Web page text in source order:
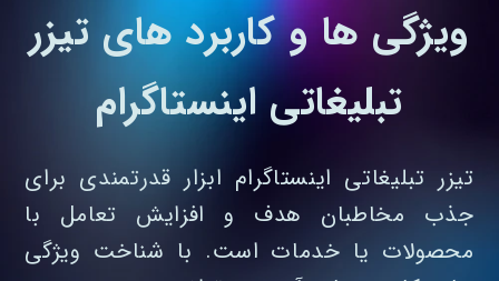
ویژگی ها و کاربرد های تیزر
تبلیغاتی اینستاگرام
تیزر تبلیغاتی اینستاگرام ابزار قدرتمندی برای
جذب مخاطبان هدف و افزایش تعامل با
محصولات یا خدمات است. با شناخت ویژگی